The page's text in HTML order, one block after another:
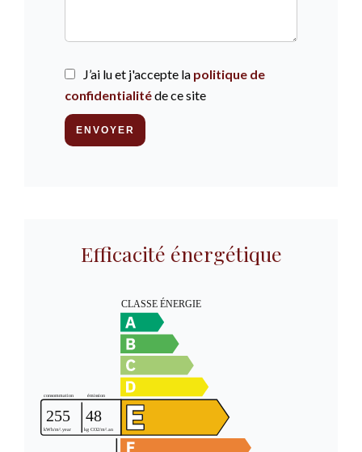
J’ai lu et j'accepte la politique de
confidentialitéde ce site
ENVOYER
Efficacité énergétique